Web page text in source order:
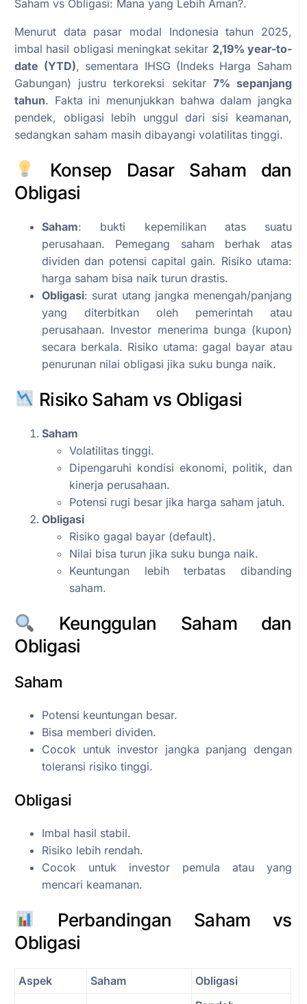
Saham vs Obligasi: Mana yang Lebih Aman?.
Menurut data pasar modal Indonesia tahun 2025,
imbal hasil obligasi meningkat sekitar 2,19% year-to-
date (YTD), sementara IHSG (Indeks Harga Saham
Gabungan) justru terkoreksi sekitar 7% sepanjang
tahun. Fakta ini menunjukkan bahwa dalam jangka
pendek, obligasi lebih unggul dari sisi keamanan,
sedangkan saham masih dibayangi volatilitas tinggi.
Konsep Dasar Saham dan
Obligasi
Saham: bukti kepemilikan atas suatu
perusahaan. Pemegang saham berhak atas
dividen dan potensi capital gain. Risiko utama:
harga saham bisa naik turun drastis.
Obligasi: surat utang jangka menengah/panjang
yang diterbitkan oleh pemerintah atau
perusahaan. Investor menerima bunga (kupon)
secara berkala. Risiko utama: gagal bayar atau
penurunan nilai obligasi jika suku bunga naik.
Risiko Saham vs Obligasi
Saham
Volatilitas tinggi.
Dipengaruhi kondisi ekonomi, politik, dan
kinerja perusahaan.
Potensi rugi besar jika harga saham jatuh.
Obligasi
Risiko gagal bayar (default).
Nilai bisa turun jika suku bunga naik.
Keuntungan lebih terbatas dibanding
saham.
Keunggulan Saham dan
Obligasi
Saham
Potensi keuntungan besar.
Bisa memberi dividen.
Cocok untuk investor jangka panjang dengan
toleransi risiko tinggi.
Obligasi
Imbal hasil stabil.
Risiko lebih rendah.
Cocok untuk investor pemula atau yang
mencari keamanan.
Perbandingan Saham vs
Obligasi
Aspek Saham Obligasi